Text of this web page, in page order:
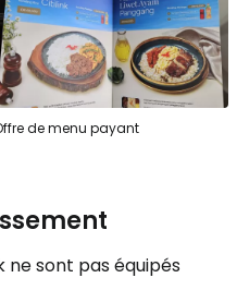
de menu payant
ne sont pas équipés